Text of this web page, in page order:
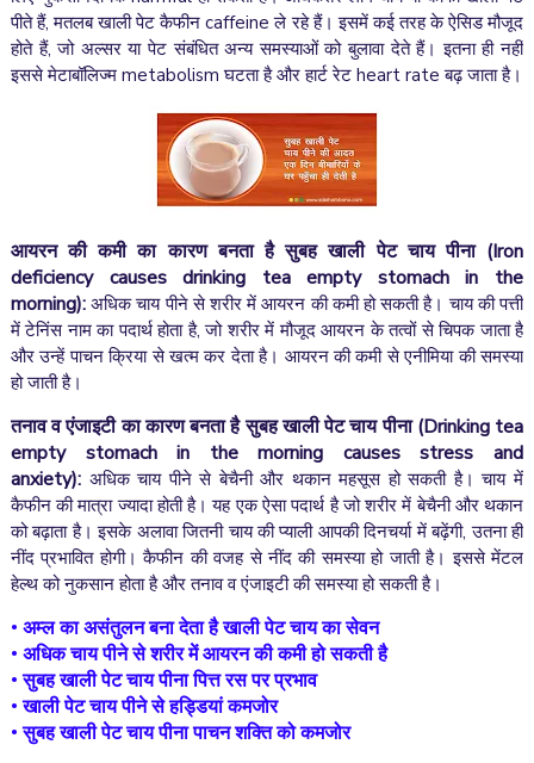
पीते हैं, मतलब खाली पेट कैफीन caffeine ले रहे हैं। इसमें कई तरह के ऐसिड मौजूद
होते हैं, जो अल्सर या पेट संबंधित अन्य समस्याओं को बुलावा देते हैं। इतना ही नहीं
इससे मेटाबॉलिज्म metabolism घटता है और हार्ट रेट heart rate बढ़ जाता है।
आयरन की कमी का कारण बनता है सुबह खाली पेट चाय पीना (Iron
deficiency causes drinking tea empty stomach in the
morning): अधिक चाय पीने से शरीर में आयरन की कमी हो सकती है। चाय की पत्ती
में टेनिंस नाम का पदार्थ होता है, जो शरीर में मौजूद आयरन के तत्वों से चिपक जाता है
और उन्हें पाचन क्रिया से खत्म कर देता है। आयरन की कमी से एनीमिया की समस्या
हो जाती है।
तनाव व एंजाइटी का कारण बनता है सुबह खाली पेट चाय पीना (Drinking tea
empty stomach in the morning causes stress and
anxiety): अधिक चाय पीने से बेचैनी और थकान महसूस हो सकती है। चाय में
कैफीन की मात्रा ज्यादा होती है। यह एक ऐसा पदार्थ है जो शरीर में बेचैनी और थकान
को बढ़ाता है। इसके अलावा जितनी चाय की प्याली आपकी दिनचर्या में बढ़ेंगी, उतना ही
नींद प्रभावित होगी। कैफीन की वजह से नींद की समस्या हो जाती है। इससे मेंटल
हेल्थ को नुकसान होता है और तनाव व एंजाइटी की समस्या हो सकती है।
• अम्ल का असंतुलन बना देता है खाली पेट चाय का सेवन
• अधिक चाय पीने से शरीर में आयरन की कमी हो सकती है
• सुबह खाली पेट चाय पीना पित्त रस पर प्रभाव
• खाली पेट चाय पीने से हड्डियां कमजोर
• सुबह खाली पेट चाय पीना पाचन शक्ति को कमजोर